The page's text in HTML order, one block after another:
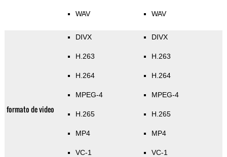
WAV WAV
formato de video
DIVX
H.263
H.264
MPEG-4
H.265
MP4
VC-1
DIVX
H.263
H.264
MPEG-4
H.265
MP4
VC-1